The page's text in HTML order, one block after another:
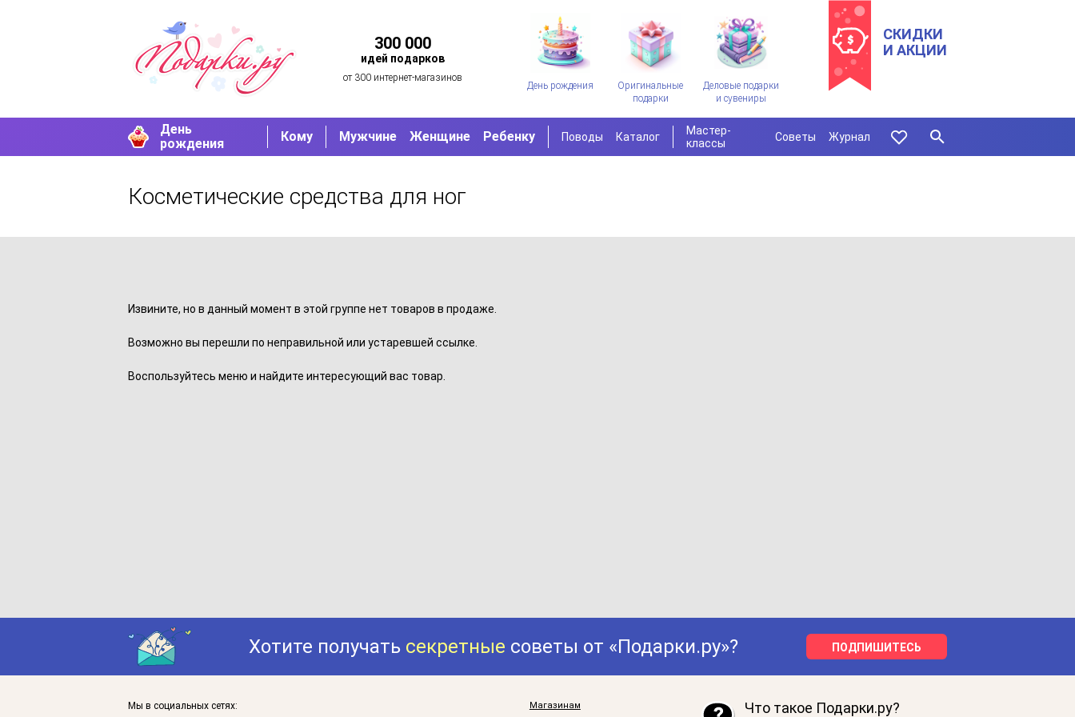
300 000
идей подарков
от 300 интернет-магазинов
День рождения
Оригинальные
подарки
Деловые подарки
и сувениры
СКИДКИ
И АКЦИИ
День
рождения
Кому Мужчине Женщине Ребенку Поводы Каталог
Мастер-
классы
Советы Журнал
Косметические средства для ног
Извините, но в данный момент в этой группе нет товаров в продаже.
Возможно вы перешли по неправильной или устаревшей ссылке.
Воспользуйтесь меню и найдите интересующий вас товар.
Хотите получать секретные советы от «Подарки.ру»? ПОДПИШИТЕСЬ
Мы в социальных сетях: Магазинам Что такое Подарки.ру?